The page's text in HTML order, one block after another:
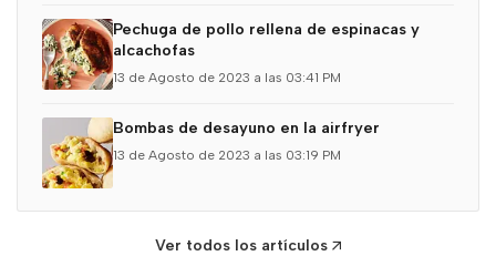
Pechuga de pollo rellena de espinacas y
alcachofas
13 de Agosto de 2023 a las 03:41 PM
Bombas de desayuno en la airfryer
13 de Agosto de 2023 a las 03:19 PM
Ver todos los artículos